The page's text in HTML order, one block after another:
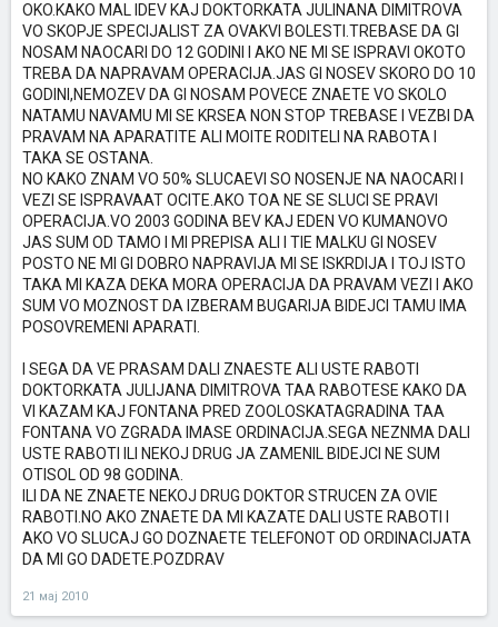
OKO.KAKO MAL IDEV KAJ DOKTORKATA JULINANA DIMITROVA
VO SKOPJE SPECIJALIST ZA OVAKVI BOLESTI.TREBASE DA GI
NOSAM NAOCARI DO 12 GODINI I AKO NE MI SE ISPRAVI OKOTO
TREBA DA NAPRAVAM OPERACIJA.JAS GI NOSEV SKORO DO 10
GODINI,NEMOZEV DA GI NOSAM POVECE ZNAETE VO SKOLO
NATAMU NAVAMU MI SE KRSEA NON STOP TREBASE I VEZBI DA
PRAVAM NA APARATITE ALI MOITE RODITELI NA RABOTA I
TAKA SE OSTANA.
NO KAKO ZNAM VO 50% SLUCAEVI SO NOSENJE NA NAOCARI I
VEZI SE ISPRAVAAT OCITE.AKO TOA NE SE SLUCI SE PRAVI
OPERACIJA.VO 2003 GODINA BEV KAJ EDEN VO KUMANOVO
JAS SUM OD TAMO I MI PREPISA ALI I TIE MALKU GI NOSEV
POSTO NE MI GI DOBRO NAPRAVIJA MI SE ISKRDIJA I TOJ ISTO
TAKA MI KAZA DEKA MORA OPERACIJA DA PRAVAM VEZI I AKO
SUM VO MOZNOST DA IZBERAM BUGARIJA BIDEJCI TAMU IMA
POSOVREMENI APARATI.
I SEGA DA VE PRASAM DALI ZNAESTE ALI USTE RABOTI
DOKTORKATA JULIJANA DIMITROVA TAA RABOTESE KAKO DA
VI KAZAM KAJ FONTANA PRED ZOOLOSKATAGRADINA TAA
FONTANA VO ZGRADA IMASE ORDINACIJA.SEGA NEZNMA DALI
USTE RABOTI ILI NEKOJ DRUG JA ZAMENIL BIDEJCI NE SUM
OTISOL OD 98 GODINA.
ILI DA NE ZNAETE NEKOJ DRUG DOKTOR STRUCEN ZA OVIE
RABOTI.NO AKO ZNAETE DA MI KAZATE DALI USTE RABOTI I
AKO VO SLUCAJ GO DOZNAETE TELEFONOT OD ORDINACIJATA
DA MI GO DADETE.POZDRAV
21 мај 2010